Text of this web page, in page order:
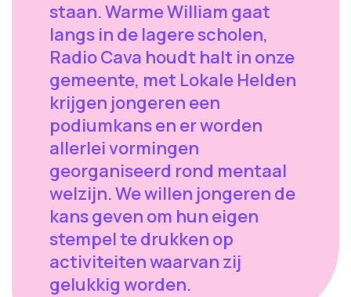
staan. Warme William gaat
langs in de lagere scholen,
Radio Cava houdt halt in onze
gemeente, met Lokale Helden
krijgen jongeren een
podiumkans en er worden
allerlei vormingen
georganiseerd rond mentaal
welzijn. We willen jongeren de
kans geven om hun eigen
stempel te drukken op
activiteiten waarvan zij
gelukkig worden.